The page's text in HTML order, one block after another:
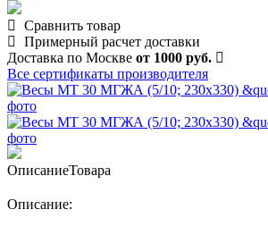
Сравнить товар
Примерный расчет доставки
Доставка по Москве от 1000 руб.
Все сертификаты производителя
ОписаниеТовара
Описание: